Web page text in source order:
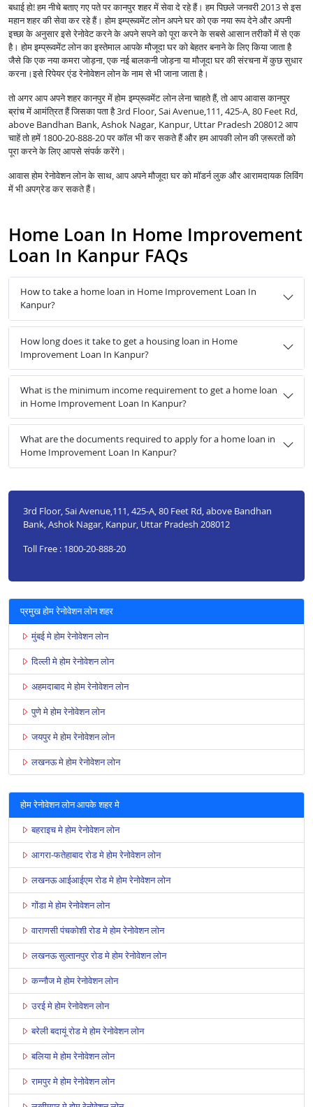
बधाई हो! हम नीचे बताए गए पते पर कानपुर शहर में सेवा दे रहे हैं। हम पिछले जनवरी 2013 से इस
महान शहर की सेवा कर रहे हैं।होम इम्प्रूवमेंट लोन अपने घर को एक नया रूप देने और अपनी
इच्छा के अनुसार इसे रेनोवेट करने के अपने सपने को पूरा करने के सबसे आसान तरीकों में से एक
है।होम इम्प्रूवमेंट लोन का इस्तेमाल आपके मौजूदा घर को बेहतर बनाने के लिए किया जाता है
जैसे कि एक नया कमरा जोड़ना, एक नई बालकनी जोड़ना या मौजूदा घर की संरचना में कुछ सुधार
करना।इसे रिपेयर एंड रेनोवेशन लोन के नाम से भी जाना जाता है।
तो अगर आप अपने शहर कानपुर मेंहोम इम्प्रूवमेंट लोनलेना चाहते हैं, तो आप आवास कानपुर
ब्रांच में आमंत्रित हैं जिसका पता है 3rd Floor, Sai Avenue,111, 425-A, 80 Feet Rd,
above Bandhan Bank, Ashok Nagar, Kanpur, Uttar Pradesh 208012 आप
चाहें तो हमें 1800-20-888-20 पर कॉल भी कर सकते हैं और हम आपकी लोन की ज़रूरतों को
पूरा करने के लिए आपसे संपर्क करेंगे।
आवास होम रेनोवेशन लोन के साथ, आप अपने मौजूदा घर को मॉडर्न लुक और आरामदायक लिविंग
में भी अपग्रेड कर सकते हैं।
Home Loan In Home Improvement
Loan In Kanpur FAQs
How to take a home loan in Home Improvement Loan In
Kanpur?
How long does it take to get a housing loan in Home
Improvement Loan In Kanpur?
What is the minimum income requirement to get a home loan
in Home Improvement Loan In Kanpur?
What are the documents required to apply for a home loan in
Home Improvement Loan In Kanpur?
3rd Floor, Sai Avenue,111, 425-A, 80 Feet Rd, above Bandhan
Bank, Ashok Nagar, Kanpur, Uttar Pradesh 208012
Toll Free : 1800-20-888-20
प्रमुख होम रेनोवेशन लोन शहर
मुंबई मे होम रेनोवेशन लोन
दिल्ली मे होम रेनोवेशन लोन
अहमदाबाद मे होम रेनोवेशन लोन
पुणे मे होम रेनोवेशन लोन
जयपुर मे होम रेनोवेशन लोन
लखनऊ मे होम रेनोवेशन लोन
होम रेनोवेशन लोन आपके शहर मे
बहराइच मे होम रेनोवेशन लोन
आगरा-फतेहाबाद रोड मे होम रेनोवेशन लोन
लखनऊ आईआईएम रोड मे होम रेनोवेशन लोन
गोंडा मे होम रेनोवेशन लोन
वाराणसी पंचकोशी रोड मे होम रेनोवेशन लोन
लखनऊ सुल्तानपुर रोड मे होम रेनोवेशन लोन
कन्नौज मे होम रेनोवेशन लोन
उरई मे होम रेनोवेशन लोन
बरेली बदायूं रोड मे होम रेनोवेशन लोन
बलिया मे होम रेनोवेशन लोन
रामपुर मे होम रेनोवेशन लोन